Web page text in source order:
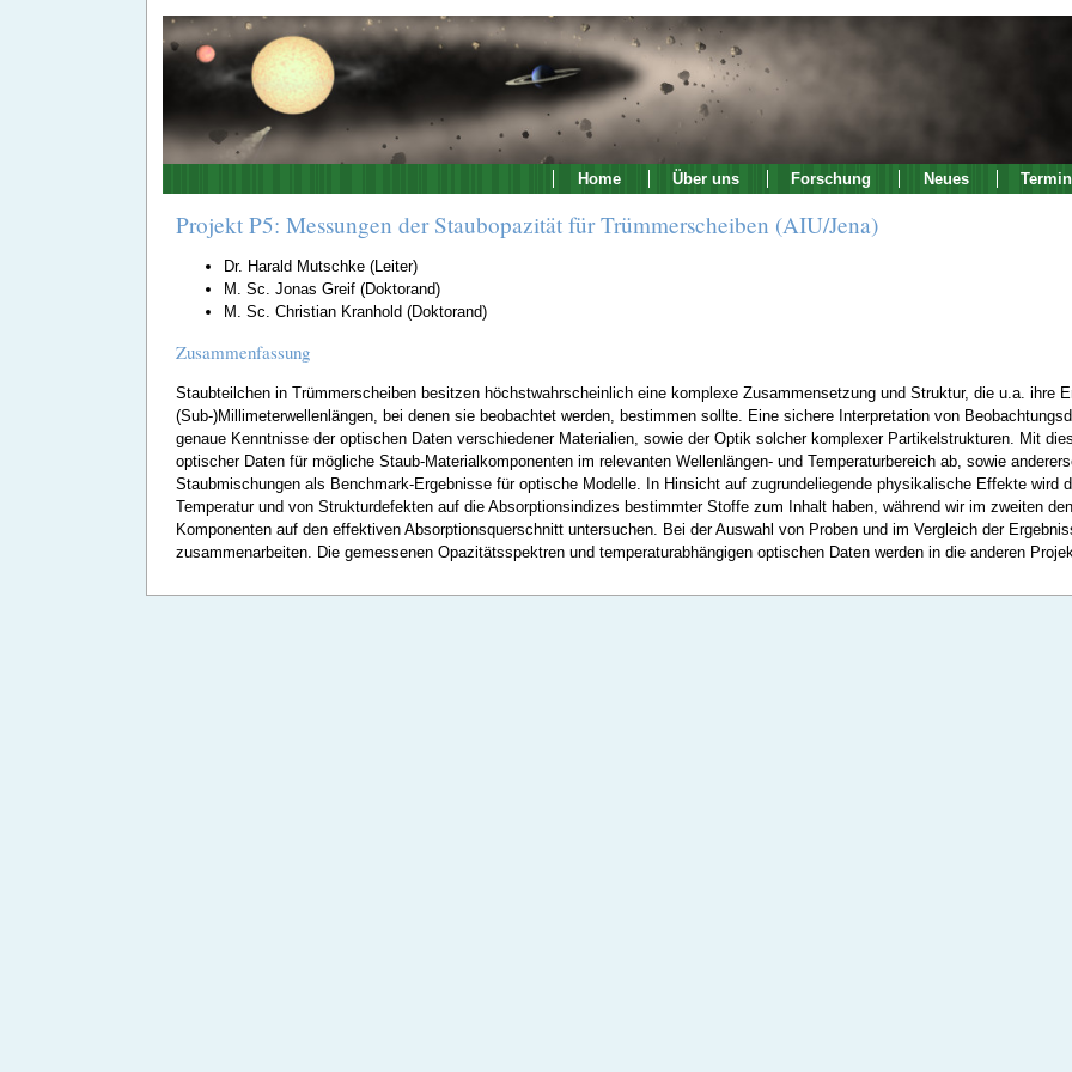
Home Über uns Forschung Neues
Projekt P5: Messungen der Staubopazität für Trümmerscheiben (AIU/Jena)
Dr. Harald Mutschke (Leiter)
M. Sc. Jonas Greif (Doktorand)
M. Sc. Christian Kranhold (Doktorand)
Zusammenfassung
Staubteilchen in Trümmerscheiben besitzen höchstwahrscheinlich eine komplexe Zusammensetzung und Struktur, die u.a. ihre
(Sub-)Millimeterwellenlängen, bei denen sie beobachtet werden, bestimmen sollte. Eine sichere Interpretation von
genaue Kenntnisse der optischen Daten verschiedener Materialien, sowie der Optik solcher komplexer Partikelstrukturen. Mit
optischer Daten für mögliche Staub-Materialkomponenten im relevanten Wellenlängen- und Temperaturbereich ab, sowie
Staubmischungen als Benchmark-Ergebnisse für optische Modelle. In Hinsicht auf zugrundeliegende physikalische Effekte wird
Temperatur und von Strukturdefekten auf die Absorptionsindizes bestimmter Stoffe zum Inhalt haben, während wir im zweiten
Komponenten auf den effektiven Absorptionsquerschnitt untersuchen. Bei der Auswahl von Proben und im Vergleich der
zusammenarbeiten. Die gemessenen Opazitätsspektren und temperaturabhängigen optischen Daten werden in die anderen